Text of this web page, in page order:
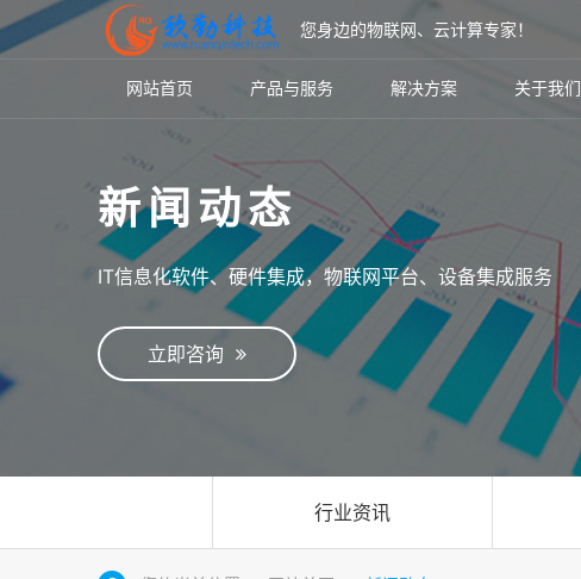
您身边的物联网、云计算专家！
网站首页 产品与服务 解决方案 关于我们
新闻动态
IT信息化软件、硬件集成，物联网平台、设备集成服务
立即咨询
行业资讯